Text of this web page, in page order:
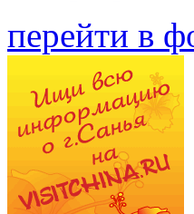
перейти в